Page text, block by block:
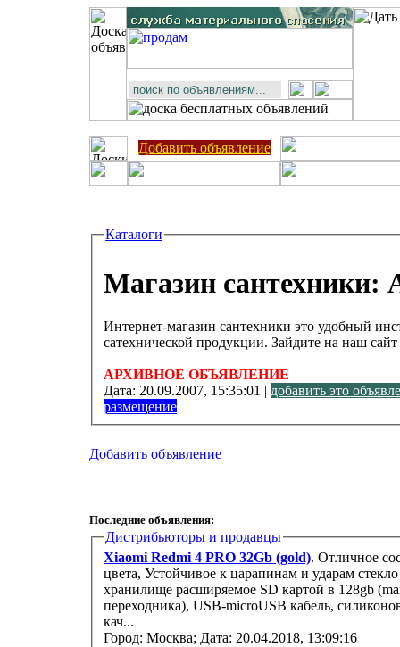
Добавить объявление
Каталоги
Магазин сантехники:
Интернет-магазин сантехники это удобный
сатехнической продукции. Зайдите на наш
АРХИВНОЕ ОБЪЯВЛЕНИЕ
Дата: 20.09.2007, 15:35:01 | добавить это
размещение
Добавить объявление
Последние объявления:
Дистрибьюторы и продавцы
Xiaomi Redmi 4 PRO 32Gb (gold). Отличное
цвета, Устойчивое к царапинам и ударам
хранилище расширяемое SD картой в 128gb
переходника), USB-microUSB кабель,
кач...
Город: Москва; Дата: 20.04.2018, 13:09:16